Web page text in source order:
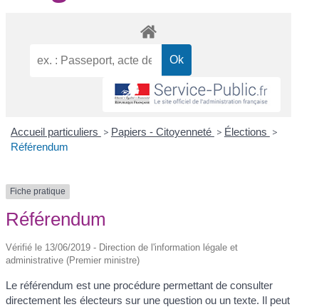
Accueil particuliers > Papiers - Citoyenneté > Élections >
Référendum
Fiche pratique
Référendum
Vérifié le 13/06/2019 - Direction de l'information légale et
administrative (Premier ministre)
Le référendum est une procédure permettant de consulter
directement les électeurs sur une question ou un texte. Il peut